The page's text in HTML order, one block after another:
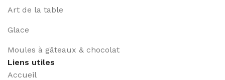
Art de la table
Glace
Moules à gâteaux & chocolat
Liens utiles
Accueil